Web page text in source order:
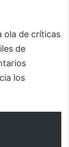
ola de críticas
de
los